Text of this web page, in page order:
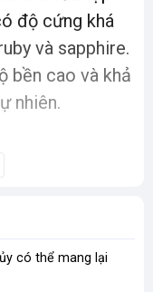
độ cứng khá
và sapphire.
bền cao và khả
nhiên.
sở hữu.
: Spinel giúp
năng lượng
có thể mang lại